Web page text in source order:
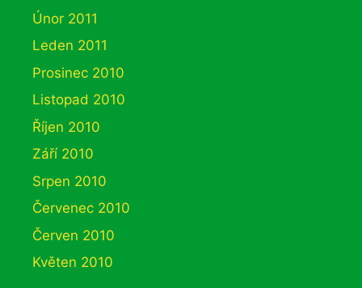
Únor 2011
Leden 2011
Prosinec 2010
Listopad 2010
Říjen 2010
Září 2010
Srpen 2010
Červenec 2010
Červen 2010
Květen 2010